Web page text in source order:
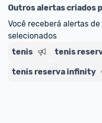
Outros alertas criados
Você receberá alertas
selecionados
tenis
tenis
tenis reserva infinity